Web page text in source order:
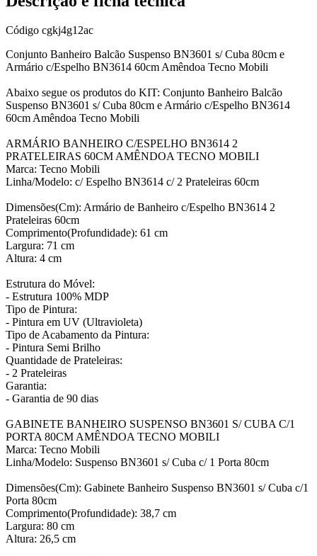
Código cgkj4g12ac
Conjunto Banheiro Balcão Suspenso BN3601 s/ Cuba 80cm e
Armário c/Espelho BN3614 60cm Amêndoa Tecno Mobili
Abaixo segue os produtos do KIT: Conjunto Banheiro Balcão
Suspenso BN3601 s/ Cuba 80cm e Armário c/Espelho BN3614
60cm Amêndoa Tecno Mobili
ARMÁRIO BANHEIRO C/ESPELHO BN3614 2
PRATELEIRAS 60CM AMÊNDOA TECNO MOBILI
Marca: Tecno Mobili
Linha/Modelo: c/ Espelho BN3614 c/ 2 Prateleiras 60cm
Dimensões(Cm): Armário de Banheiro c/Espelho BN3614 2
Prateleiras 60cm
Comprimento(Profundidade): 61 cm
Largura: 71 cm
Altura: 4 cm
Estrutura do Móvel:
- Estrutura 100% MDP
Tipo de Pintura:
- Pintura em UV (Ultravioleta)
Tipo de Acabamento da Pintura:
- Pintura Semi Brilho
Quantidade de Prateleiras:
- 2 Prateleiras
Garantia:
- Garantia de 90 dias
GABINETE BANHEIRO SUSPENSO BN3601 S/ CUBA C/1
PORTA 80CM AMÊNDOA TECNO MOBILI
Marca: Tecno Mobili
Linha/Modelo: Suspenso BN3601 s/ Cuba c/ 1 Porta 80cm
Dimensões(Cm): Gabinete Banheiro Suspenso BN3601 s/ Cuba c/1
Porta 80cm
Comprimento(Profundidade): 38,7 cm
Largura: 80 cm
Altura: 26,5 cm